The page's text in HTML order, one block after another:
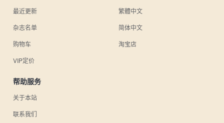
最近更新
杂志名单
购物车
VIP定价
繁體中文
简体中文
淘宝店
帮助服务
关于本站
联系我们